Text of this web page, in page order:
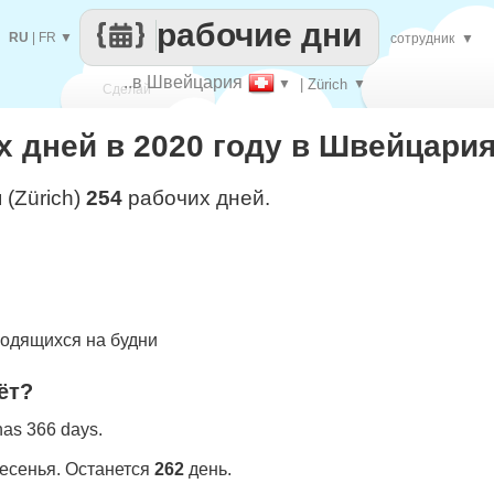
Сделай
каждый
..в Швейцария ▼ | Zürich ▼
рабочие дни
RU FR ▼ сотрудник ▼
дней в 2020 году в
254 рабочих дней.
на будни
366 days.
Останется 262 день.